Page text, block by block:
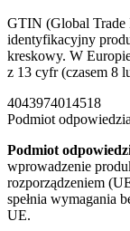
GTIN (Global Trade
identyfikacyjny
kreskowy. W
z 13 cyfr (czasem 8
4043974014518
Podmiot
Podmiot
wprowadzenie
rozporządzeniem
spełnia wymagania
UE.